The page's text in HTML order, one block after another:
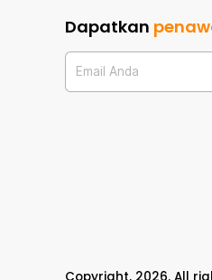
Dapatkan
Email Anda